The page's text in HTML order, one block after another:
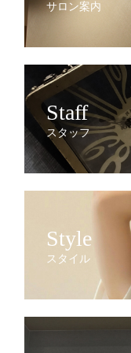
サロン案内
Staff
スタッフ
Style
スタイル